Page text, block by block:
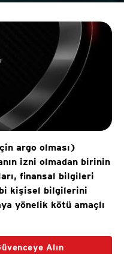
argo olması)
izni olmadan birinin
finansal bilgileri
kişisel bilgilerini
yönelik kötü amaçlı
Alın